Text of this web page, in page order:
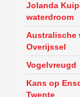
Jolanda
waterdroom
Australische
Overijssel
Vogelvreugd
Kans op
Twente